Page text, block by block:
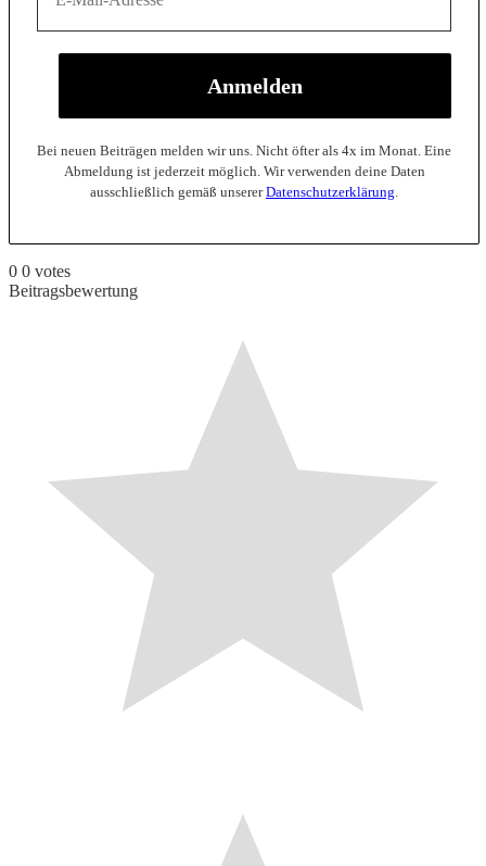
Bei neuen Beiträgen melden wir uns. Nicht öfter als 4x im Monat. Eine
Abmeldung ist jederzeit möglich. Wir verwenden deine Daten
ausschließlich gemäß unsererDatenschutzerklärung
0 0 votes
Beitragsbewertung